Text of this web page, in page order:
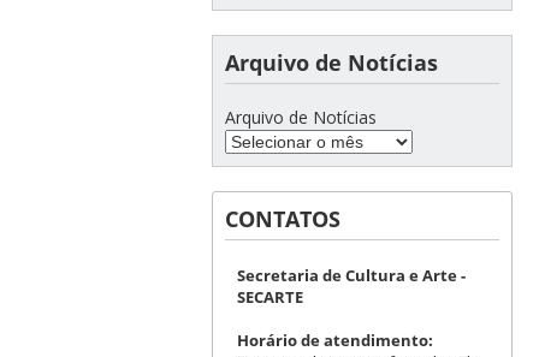
Arquivo de Notícias
Arquivo de Notícias
CONTATOS
Secretaria de Cultura e Arte -
SECARTE
Horário de atendimento: